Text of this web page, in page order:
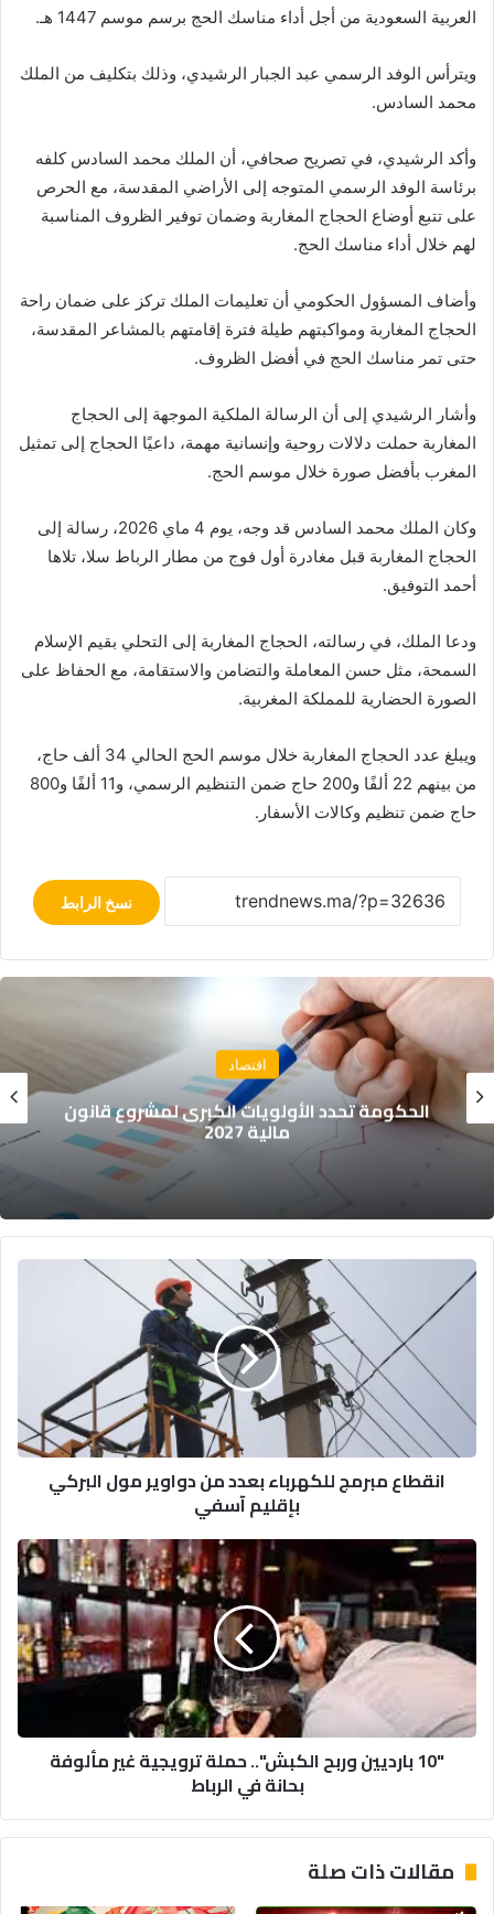
العربية السعودية من أجل أداء مناسك الحج برسم موسم 1447 هـ.
ويترأس الوفد الرسمي عبد الجبار الرشيدي، وذلك بتكليف من الملك
محمد السادس.
وأكد الرشيدي، في تصريح صحافي، أن الملك محمد السادس كلفه
برئاسة الوفد الرسمي المتوجه إلى الأراضي المقدسة، مع الحرص
على تتبع أوضاع الحجاج المغاربة وضمان توفير الظروف المناسبة
لهم خلال أداء مناسك الحج.
وأضاف المسؤول الحكومي أن تعليمات الملك تركز على ضمان راحة
الحجاج المغاربة ومواكبتهم طيلة فترة إقامتهم بالمشاعر المقدسة،
حتى تمر مناسك الحج في أفضل الظروف.
وأشار الرشيدي إلى أن الرسالة الملكية الموجهة إلى الحجاج
المغاربة حملت دلالات روحية وإنسانية مهمة، داعيًا الحجاج إلى تمثيل
المغرب بأفضل صورة خلال موسم الحج.
وكان الملك محمد السادس قد وجه، يوم 4 ماي 2026، رسالة إلى
الحجاج المغاربة قبل مغادرة أول فوج من مطار الرباط سلا، تلاها
أحمد التوفيق.
ودعا الملك، في رسالته، الحجاج المغاربة إلى التحلي بقيم الإسلام
السمحة، مثل حسن المعاملة والتضامن والاستقامة، مع الحفاظ على
الصورة الحضارية للمملكة المغربية.
ويبلغ عدد الحجاج المغاربة خلال موسم الحج الحالي 34 ألف حاج،
من بينهم 22 ألفًا و200 حاج ضمن التنظيم الرسمي، و11 ألفًا و800
حاج ضمن تنظيم وكالات الأسفار.
نسخ الرابط
مجتمع
نشرة إنذارية: موجة حر تصل إلى 47 درجة وزخات
رعدية بعدد من مناطق المملكة
انقطاع
مبرمج
للكهرباء
دواوير
مول
البركي
بإقليم
آسفيانقطاع مبرمج للكهرباء بعدد من دواوير مول البركي
بإقليم آسفي
"10
وربح
الكبش"..
ترويجية
مألوفة
بحانة
"10 بارديين وربح الكبش".. حملة ترويجية غير مألوفة
بحانة في الرباط
مقالات ذات صلة